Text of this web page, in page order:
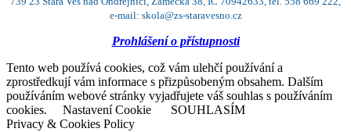
e-mail: skola@zs-staravesno.cz
Prohlášení o přístupnosti
Tento web používá cookies, což vám ulehčí používání a
zprostředkují vám informace s přizpůsobeným obsahem. Dalším
používáním webové stránky vyjadřujete váš souhlas s používáním
cookies.
Nastavení Cookie
SOUHLASÍM
Privacy & Cookies Policy